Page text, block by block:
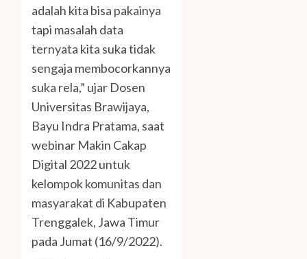
adalah kita bisa pakainya
tapi masalah data
ternyata kita suka tidak
sengaja membocorkannya
suka rela,” ujar Dosen
Universitas Brawijaya,
Bayu Indra Pratama, saat
webinar Makin Cakap
Digital 2022 untuk
kelompok komunitas dan
masyarakat di Kabupaten
Trenggalek, Jawa Timur
pada Jumat (16/9/2022).